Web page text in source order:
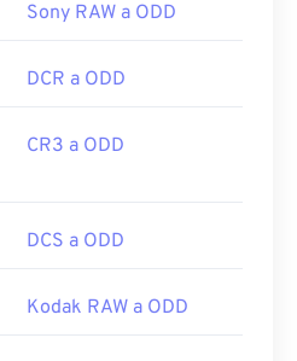
Sony RAW a ODD
DCR a ODD
CR3 a ODD
DCS a ODD
Kodak RAW a ODD